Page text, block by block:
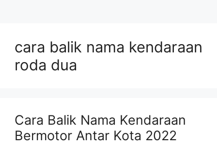
cara balik nama kendaraan
roda dua
Cara Balik Nama Kendaraan
Bermotor Antar Kota 2022